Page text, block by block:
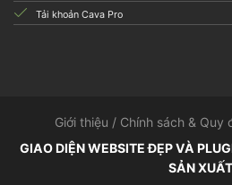
Tải khoản Cava Pro
Giới thiệu / Chính sách & Quy
GIAO DIỆN WEBSITE ĐẸP VÀ
SẢN XUẤT